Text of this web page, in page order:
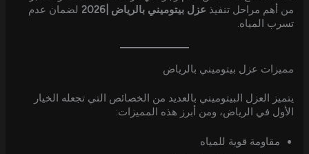
من أهم مراحل تنفيذ عزل بيتوميني بالرياض |2026
لضمان عدم
تسرب المياه.
مميزات عزل بيتوميني بالرياض
يتميز العزل البيتوميني بالعديد من الخصائص التي تجعله الخيار
الأول في الرياض، ومن أبرز هذه المميزات:
مقاومة قوية للمياه